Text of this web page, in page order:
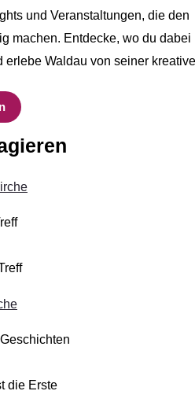
und Veranstaltungen, die den
machen. Entdecke, wo du dabei
erlebe Waldau von seiner
die Erste